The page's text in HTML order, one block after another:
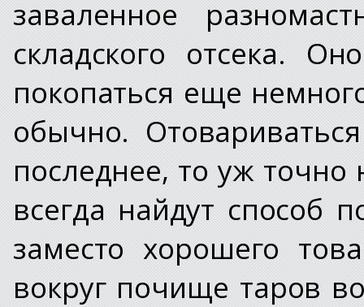
заваленное
складского отсека.
покопаться еще
обычно.
последнее, то уж
всегда найдут способ
заместо хорошего
вокруг почище таров